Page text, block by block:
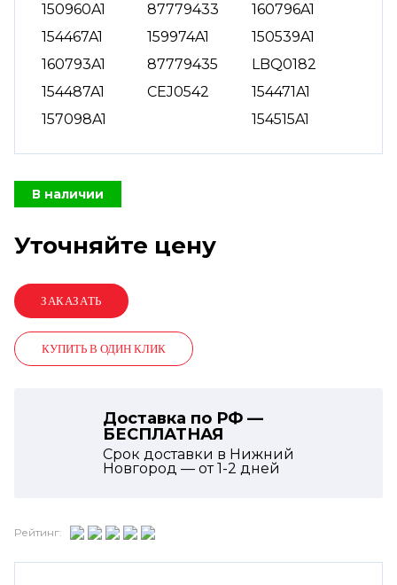
150960A1
87779433
160796A1
154467A1
159974A1
150539A1
160793A1
87779435
LBQ0182
154487A1
CEJ0542
154471A1
157098A1
154515A1
В наличии
Уточняйте цену
КУПИТЬ В ОДИН КЛИК
Доставка по РФ —
БЕСПЛАТНАЯ
Срок доставки в Нижний
Новгород — от1-2 дней
Рейтинг: